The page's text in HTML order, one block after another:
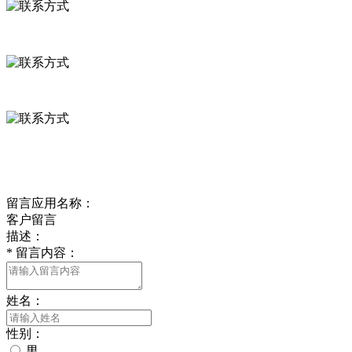
留言应用名称：
客户留言
描述：
* 留言内容：
姓名：
性别：